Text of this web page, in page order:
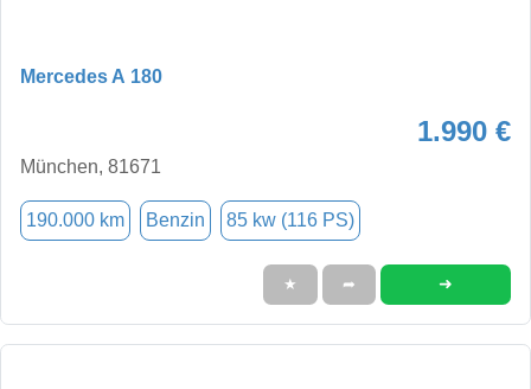
Mercedes A 180
1.990 €
München, 81671
190.000 km Benzin 85 kw (116 PS)
★ ➦ ➜